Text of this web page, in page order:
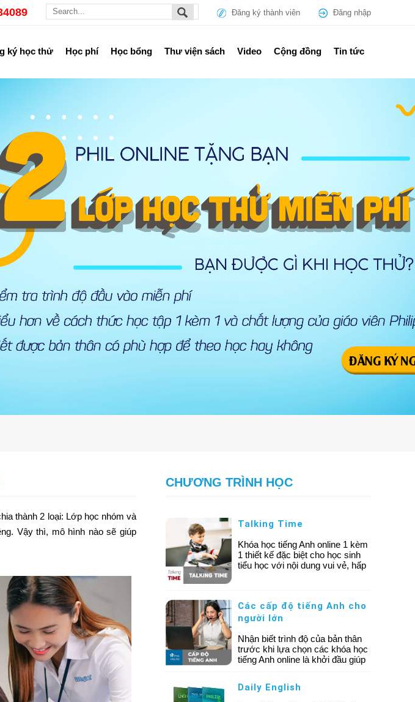
Đăng nhập
Đăng ký thành viên
ký học thử Học phí Học bổng Thư viện sách Video Cộng đồng Tin tức
CHƯƠNG TRÌNH HỌC
Talking Time
Khóa học tiếng Anh online 1 kèm
1 thiết kế đặc biệt cho học sinh
tiểu học với nội dung vui vẻ, hấp
Các cấp độ tiếng Anh cho
người lớn
Nhận biết trình độ của bản thân
trước khi lựa chọn các khóa học
tiếng Anh online là khởi đầu giúp
Daily English
thành 2 loại: Lớp học nhóm và
Vậy thì, mô hình nào sẽ giúp